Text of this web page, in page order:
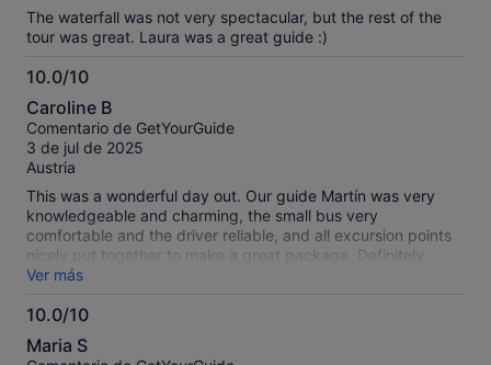
preferred more time there to go kayaking. Our guides were
friendly and knowledgeable, is sometimes a little hard to
understand, partly a function of their speaking English a s
second language and partly a noisy bus drowning them out.
The waterfall was not very spectacular, but the rest of the
tour was great. Laura was a great guide :)
10.0/10
10.0
sobre
10
Caroline B
Comentario de GetYourGuide
3 de jul de 2025
Austria
This was a wonderful day out. Our guide Martín was very
knowledgeable and charming, the small bus very
comfortable and the driver reliable, and all excursion points
nicely put together to make a great package. Definitely
recommend to get a feel for the beauty of the Galician coast!
Ver más
10.0/10
10.0
sobre
Maria S